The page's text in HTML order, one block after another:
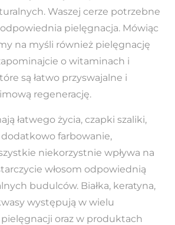
Waszej cerze potrzebne
pielęgnacja. Mówiąc
na myśli również pielęgnację
o witaminach i
są łatwo przyswajalne i
regenerację.
łatwego życia, czapki szaliki,
farbowanie,
niekorzystnie wpływa na
włosom odpowiednią
budulców. Białka, keratyna,
występują w wielu
oraz w produktach